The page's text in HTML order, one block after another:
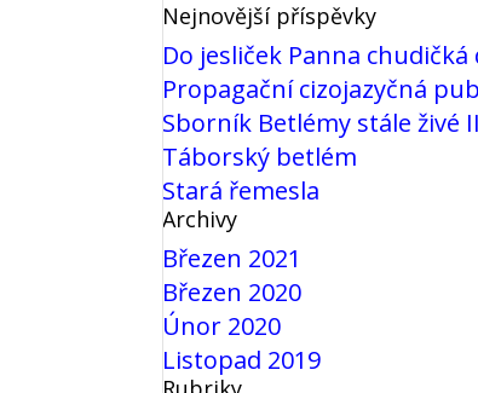
Nejnovější příspěvky
Do jesliček Panna
Propagační cizojazyčná
Sborník Betlémy stále živé
Táborský betlém
Stará řemesla
Archivy
Březen 2021
Březen 2020
Únor 2020
Listopad 2019